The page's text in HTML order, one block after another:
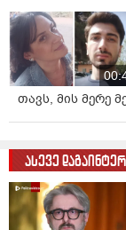
ხალხის
ქართული
(ქოცური
ყველაფერი
„ქოცების“
ის, რომ
რუსთაველი
შეძახილით არ
თავის ტკივილი
თავს, მის მერე
ასევე